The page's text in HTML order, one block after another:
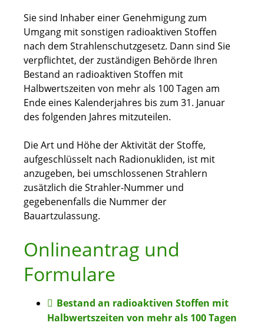
Sie sind Inhaber einer Genehmigung zum
Umgang mit sonstigen radioaktiven Stoffen
nach dem Strahlenschutzgesetz. Dann sind Sie
verpflichtet, der zuständigen Behörde Ihren
Bestand an radioaktiven Stoffen mit
Halbwertszeiten von mehr als 100 Tagen am
Ende eines Kalenderjahres bis zum 31. Januar
des folgenden Jahres mitzuteilen.
Die Art und Höhe der Aktivität der Stoffe,
aufgeschlüsselt nach Radionukliden, ist mit
anzugeben, bei umschlossenen Strahlern
zusätzlich die Strahler-Nummer und
gegebenenfalls die Nummer der
Bauartzulassung.
Onlineantrag und
Formulare
Bestand an radioaktiven Stoffen mit
Halbwertszeiten von mehr als 100 Tagen